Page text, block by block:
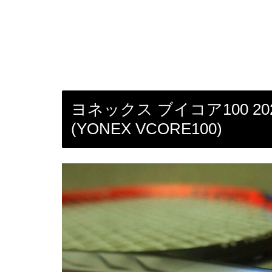
ヨネックス ブイコア100
(YONEX VCORE100)